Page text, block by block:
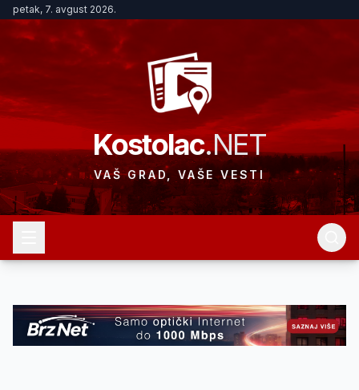
petak, 7. avgust 2026.
Kostolac.NET
VAŠ GRAD, VAŠE VESTI